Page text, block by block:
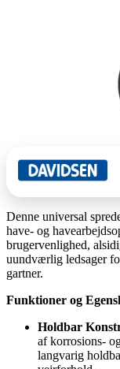
Denne universal
have- og
brugervenlighed,
uundværlig ledsager
gartner.
Funktioner og
Holdbar
af korrosions-
langvarig